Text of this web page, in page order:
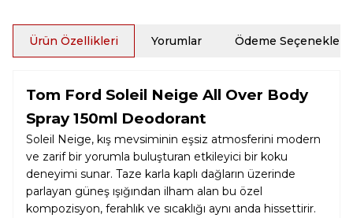
Ürün Özellikleri Yorumlar Ödeme Seçenekleri
Tom Ford Soleil Neige All Over Body
Spray 150ml Deodorant
Soleil Neige, kış mevsiminin eşsiz atmosferini modern
ve zarif bir yorumla buluşturan etkileyici bir koku
deneyimi sunar. Taze karla kaplı dağların üzerinde
parlayan güneş ışığından ilham alan bu özel
kompozisyon, ferahlık ve sıcaklığı aynı anda hissettirir.